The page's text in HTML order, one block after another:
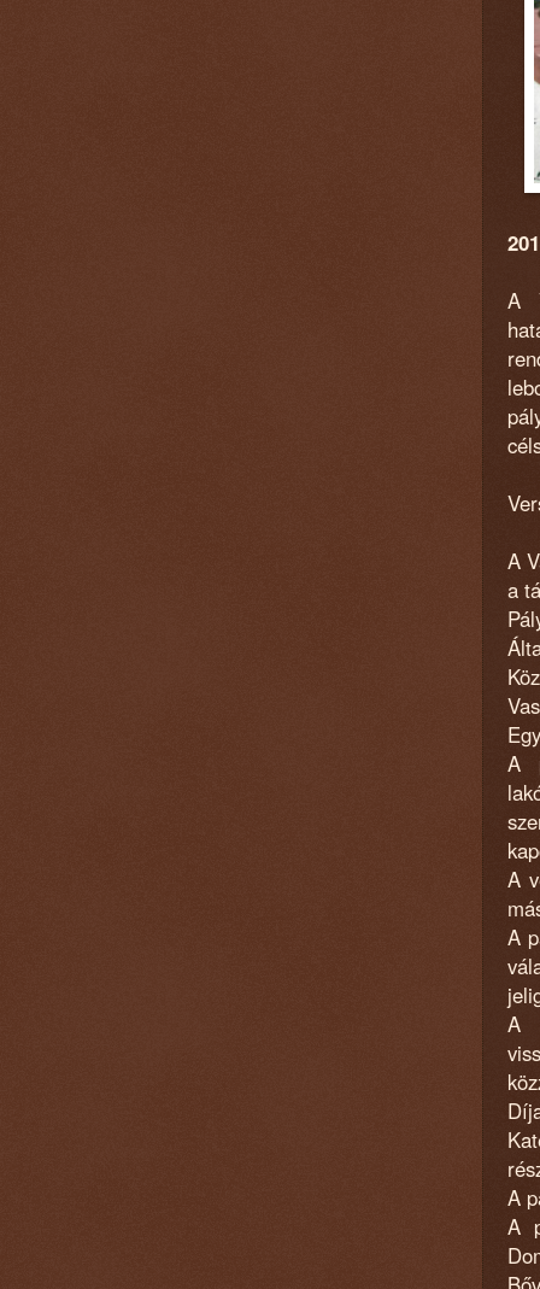
A
A
a
A
A
A
A
A
A